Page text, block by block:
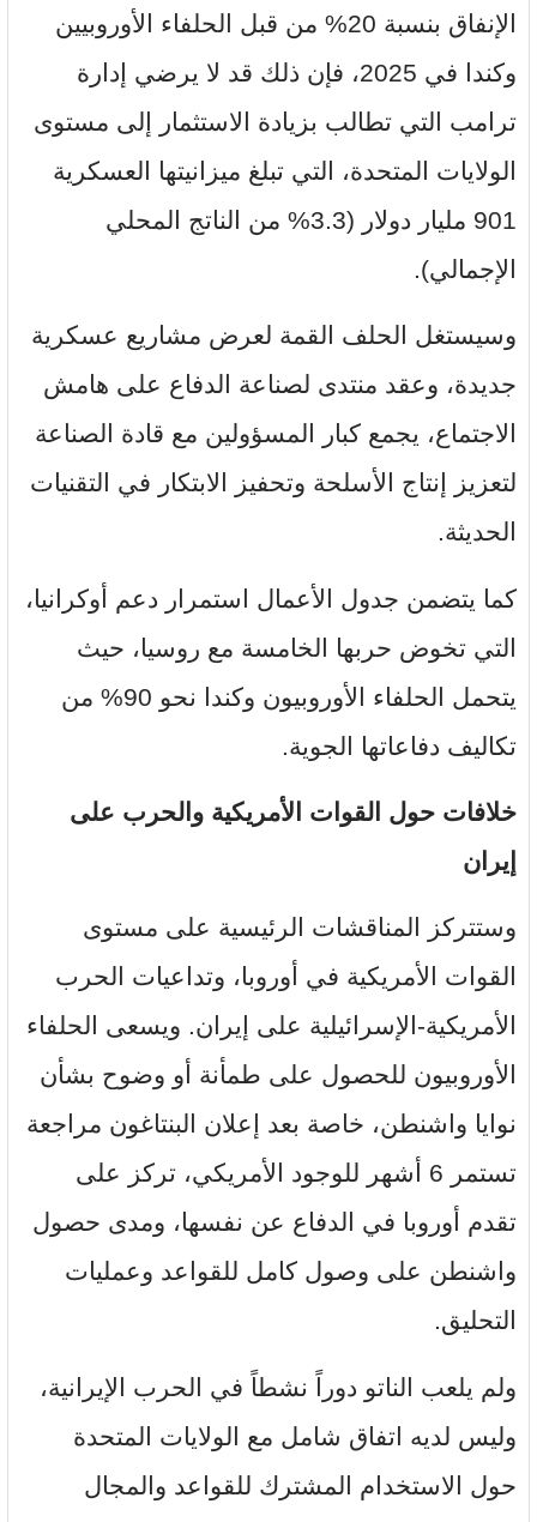
الإنفاق بنسبة 20% من قبل الحلفاء الأوروبيين
وكندا في 2025، فإن ذلك قد لا يرضي إدارة
ترامب التي تطالب بزيادة الاستثمار إلى مستوى
الولايات المتحدة، التي تبلغ ميزانيتها العسكرية
901 مليار دولار (3.3% من الناتج المحلي
الإجمالي).
وسيستغل الحلف القمة لعرض مشاريع عسكرية
جديدة، وعقد منتدى لصناعة الدفاع على هامش
الاجتماع، يجمع كبار المسؤولين مع قادة الصناعة
لتعزيز إنتاج الأسلحة وتحفيز الابتكار في التقنيات
الحديثة.
كما يتضمن جدول الأعمال استمرار دعم أوكرانيا،
التي تخوض حربها الخامسة مع روسيا، حيث
يتحمل الحلفاء الأوروبيون وكندا نحو 90% من
تكاليف دفاعاتها الجوية.
خلافات حول القوات الأمريكية والحرب على
إيران
وستتركز المناقشات الرئيسية على مستوى
القوات الأمريكية في أوروبا، وتداعيات الحرب
الأمريكية-الإسرائيلية على إيران. ويسعى الحلفاء
الأوروبيون للحصول على طمأنة أو وضوح بشأن
نوايا واشنطن، خاصة بعد إعلان البنتاغون مراجعة
تستمر 6 أشهر للوجود الأمريكي، تركز على
تقدم أوروبا في الدفاع عن نفسها، ومدى حصول
واشنطن على وصول كامل للقواعد وعمليات
التحليق.
ولم يلعب الناتو دوراً نشطاً في الحرب الإيرانية،
وليس لديه اتفاق شامل مع الولايات المتحدة
حول الاستخدام المشترك للقواعد والمجال